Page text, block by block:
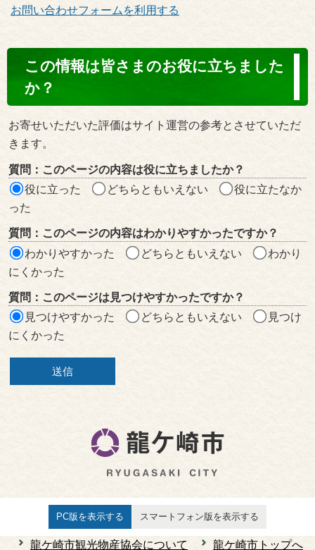
お問い合わせフォームを利用する
ン
ン
ツ
評
価
ア
この情報は皆さまのお役に立ちました
か？
お寄せいただいた評価はサイト運営の参考とさせていただ
きます。
質問：このページの内容は役に立ちましたか？
役に立った
どちらともいえない
役に立たなか
った
質問：このページの内容はわかりやすかったですか？
わかりやすかった
どちらともいえない
わかり
にくかった
質問：このページは見つけやすかったですか？
見つけやすかった
どちらともいえない
見つけ
にくかった
PC版を表示する スマートフォン版を表示する
龍ケ崎市観光物産協会について 龍ケ崎市トップへ